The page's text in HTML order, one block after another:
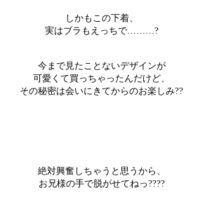
しかもこの下着、
実はブラもえっちで………?
今まで見たことないデザインが
可愛くて買っちゃったんだけど、
その秘密は会いにきてからのお楽しみ??
絶対興奮しちゃうと思うから、
お兄様の手で脱がせてねっ????